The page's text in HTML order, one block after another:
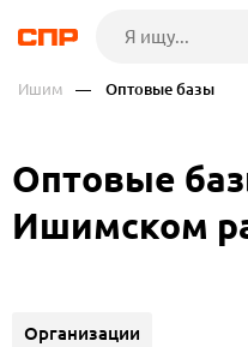
Ишим — Оптовые базы
Оптовые
Ишимском
Организации